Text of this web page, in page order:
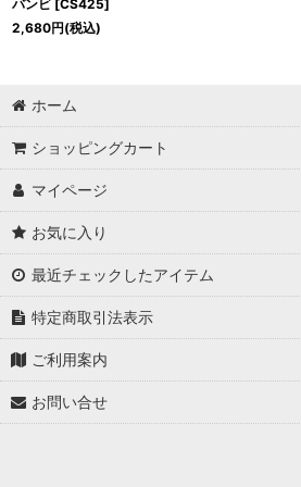
バンビ [CS425]
2,680円(税込)
ホーム
ショッピングカート
マイページ
お気に入り
最近チェックしたアイテム
特定商取引法表示
ご利用案内
お問い合せ